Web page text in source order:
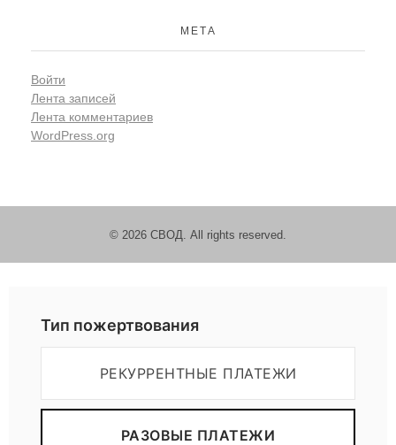
МЕТА
Войти
Лента записей
Лента комментариев
WordPress.org
© 2026 СВОД. All rights reserved.
Тип пожертвования
РЕКУРРЕНТНЫЕ ПЛАТЕЖИ
РАЗОВЫЕ ПЛАТЕЖИ